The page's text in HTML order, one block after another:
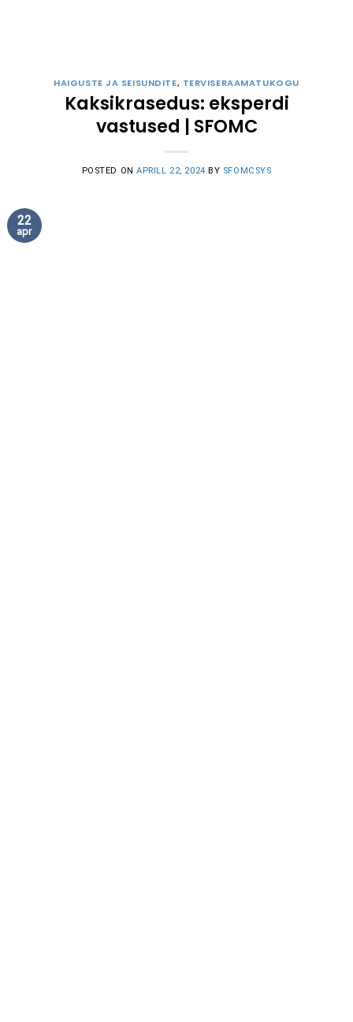
HAIGUSTE JA SEISUNDITE, TERVISERAAMATUKOGU
Kaksikrasedus: eksperdi
vastused | SFOMC
POSTED ONAPRILL 22, 2024 BY SFOMCSYS
22
apr